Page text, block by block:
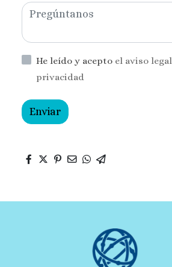
He leído y acepto el aviso legal
privacidad
Enviar